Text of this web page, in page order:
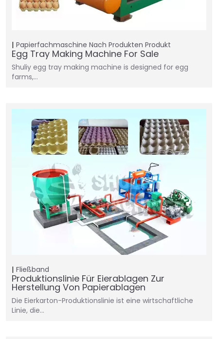
Papierfachmaschine Nach Produkten Produkt
Egg Tray Making Machine For Sale
Shuliy egg tray making machine is designed for egg
farms,…
Fließband
Produktionslinie Für Eierablagen Zur
Herstellung Von Papierablagen
Die Eierkarton-Produktionslinie ist eine wirtschaftliche
Linie, die...